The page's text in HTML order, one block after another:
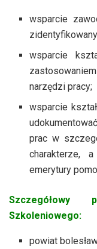
wsparcie
wsparcie
narzędzi pracy;
wsparcie
prac w
charakterze,
emerytury
Szczegółowy
Szkoleniowego:
powiat